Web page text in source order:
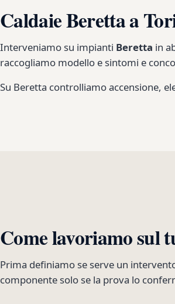
Caldaie Beretta a
Interveniamo su impianti Beretta in
raccogliamo modello e sintomi e
Su Beretta controlliamo accensione,
Come lavoriamo sul
Prima definiamo se serve un
componente solo se la prova lo